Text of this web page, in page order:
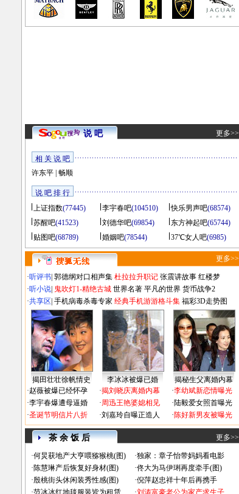
说 吧 更多>>
相 关 说 吧
许东平| 畅顺
说 吧 排 行
上证指数(77445) 李宇春吧(104510) 快乐男声吧(68574)
苏醒吧(41523) 刘德华吧(69854) 东方神起吧(65744)
贴图吧(68789) 婚姻吧(78544) 37℃女人吧(6985)
更多>>
·听评书 郭德纲对口相声集 杜拉拉升职记 张震讲故事 红楼梦
·听小说 鬼吹灯1-精绝古城 世界名著 平凡的世界 货币战争2
·共享区 手机病毒杀毒专家 经典手机游游格斗集 福彩3D走势图
揭田壮壮徐帆情史 李冰冰被爆已婚
揭秘生父离婚内幕
·赵薇被爆已经怀孕
·李宇春爆遭母逼婚
·圣诞节明信片八折
·揭刘晓庆离婚内幕
·周迅王艳婆媳相见
·刘嘉玲自曝正造人
·李幼斌新恋情曝光
·陆毅爱女照首曝光
·陈好新男友被曝光
茶 余 饭 后 更多>>
·何炅获地产大亨喂猕猴桃(图) ·独家：章子怡带妈妈看电影
·陈慧琳产后恢复好身材(图) ·佟大为马伊琍再度牵手(图)
·殷桃街头休闲装秀性感(图) ·倪萍赵忠祥十年后再携手
·范冰冰红地毯服装皆为租赁 ·刘涛富豪老公为家产求生子